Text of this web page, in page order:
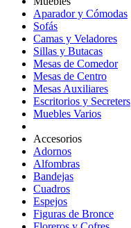
Aparador y Cómodas
Sofás
Camas y Veladores
Sillas y Butacas
Mesas de Comedor
Mesas de Centro
Mesas Auxiliares
Escritorios y Secreters
Muebles Varios
Accesorios
Adornos
Alfombras
Bandejas
Cuadros
Espejos
Figuras de Bronce